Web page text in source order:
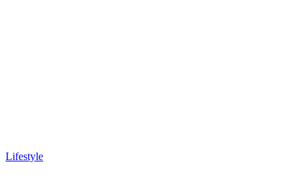
Lifestyle